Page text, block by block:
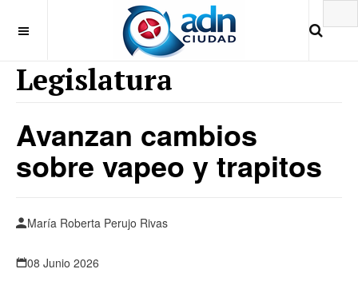
Legislatura
Avanzan cambios
sobre vapeo y trapitos
María Roberta Perujo Rivas
08 Junio 2026